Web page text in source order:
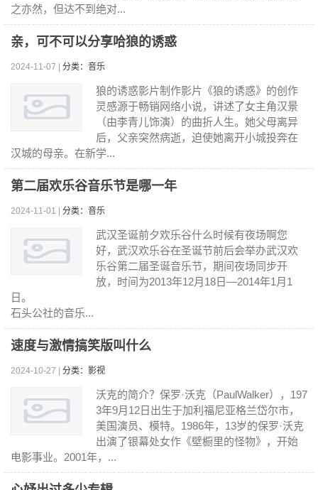
之亦然，但达不到绝对...
亲，可不可以分享哈狼的诱惑
2024-11-07 | 分类：音乐
狼的诱惑影片制作影片《狼的诱惑》的创作
灵感源于畅销网络小说，讲述了女主角汉景
（由李青儿饰演）的曲折人生。她父母离异
后，父亲突然病逝，迫使她离开小城投奔在
汉城的母亲。在新学...
第二届欢乐谷音乐节是哪一年
2024-11-01 | 分类：音乐
武汉圣诞前夕欢乐谷什么时候有夜场啊您
好，武汉欢乐谷在圣诞节前后会举办武汉欢
乐谷第二届圣诞音乐节，期间夜场同步开
放，时间为2013年12月18日—2014年1月1
日。
石头公社的音乐...
速度与激情搞笑版叫什么
2024-10-27 | 分类：影视
沃克的简介？保罗·沃克（PaulWalker），197
3年9月12日出生于加利福尼亚格兰岱尔市，
美国演员、模特。1986年，13岁的保罗·沃克
出演了银幕处女作《壁橱里的怪物》，开始
电影事业。2001年，...